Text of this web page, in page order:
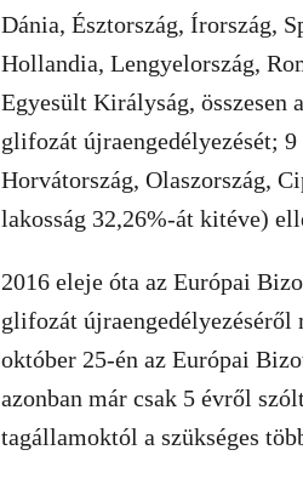
Dánia, Észtország, Írország,
Hollandia, Lengyelország,
Egyesült Királyság, összesen
glifozát újraengedélyezését;
Horvátország, Olaszország,
lakosság 32,26%-át kitéve)
2016 eleje óta az Európai
glifozát
október 25-én az Európai
azonban már csak 5 évről
tagállamoktól a szükséges